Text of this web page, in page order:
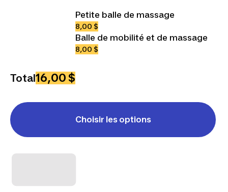
Petite balle de massage
8,00 $
Balle de mobilité et de massage
8,00 $
Total16,00 $
Choisir les options